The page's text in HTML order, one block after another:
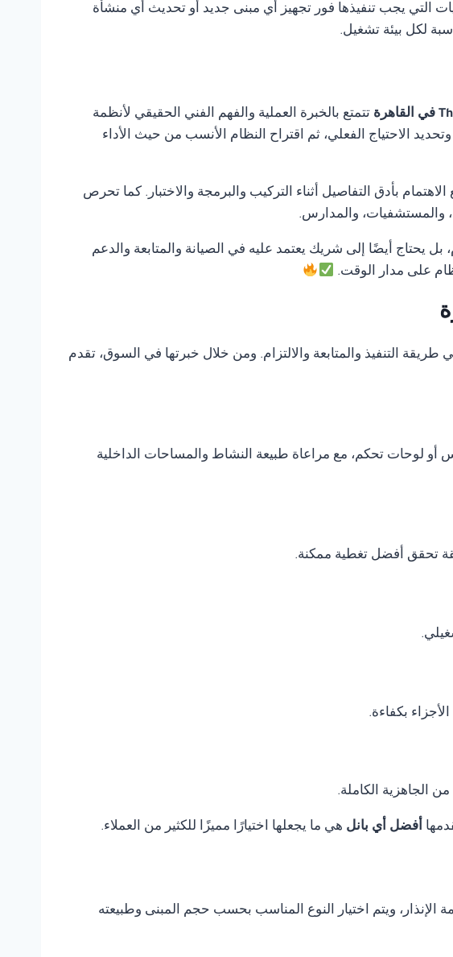
التي يجب تنفيذها فور تجهيز أي مبنى جديد أو تحديث أي منشأة
لكل بيئة تشغيل.
تتمتع بالخبرة العملية والفهم الفني الحقيقي لأنظمة
الاحتياج الفعلي، ثم اقتراح النظام الأنسب من حيث الأداء
بأدق التفاصيل أثناء التركيب والبرمجة والاختبار. كما تحرص
والمستشفيات، والمدارس.
بل يحتاج أيضًا إلى شريك يعتمد عليه في الصيانة والمتابعة والدعم
على مدار الوقت.
التنفيذ والمتابعة والالتزام. ومن خلال خبرتها في السوق، تقدم
أو لوحات تحكم، مع مراعاة طبيعة النشاط والمساحات الداخلية
تحقق أفضل تغطية ممكنة.
بكفاءة.
الجاهزية الكاملة.
أفضل أي بانل هي ما يجعلها اختيارًا مميزًا للكثير من العملاء.
الإنذار، ويتم اختيار النوع المناسب بحسب حجم المبنى وطبيعته